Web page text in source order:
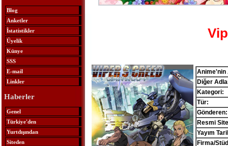
Blog
Anketler
İstatistikler
Üyelik
Künye
SSS
E-mail
Linkler
Haberler
Genel
Türkiye'den
Yurtdışından
Siteden
Anime'nin
Diğer
Kategori:
Tür:
Gönderen:
Resmi
Yayım
Firma/